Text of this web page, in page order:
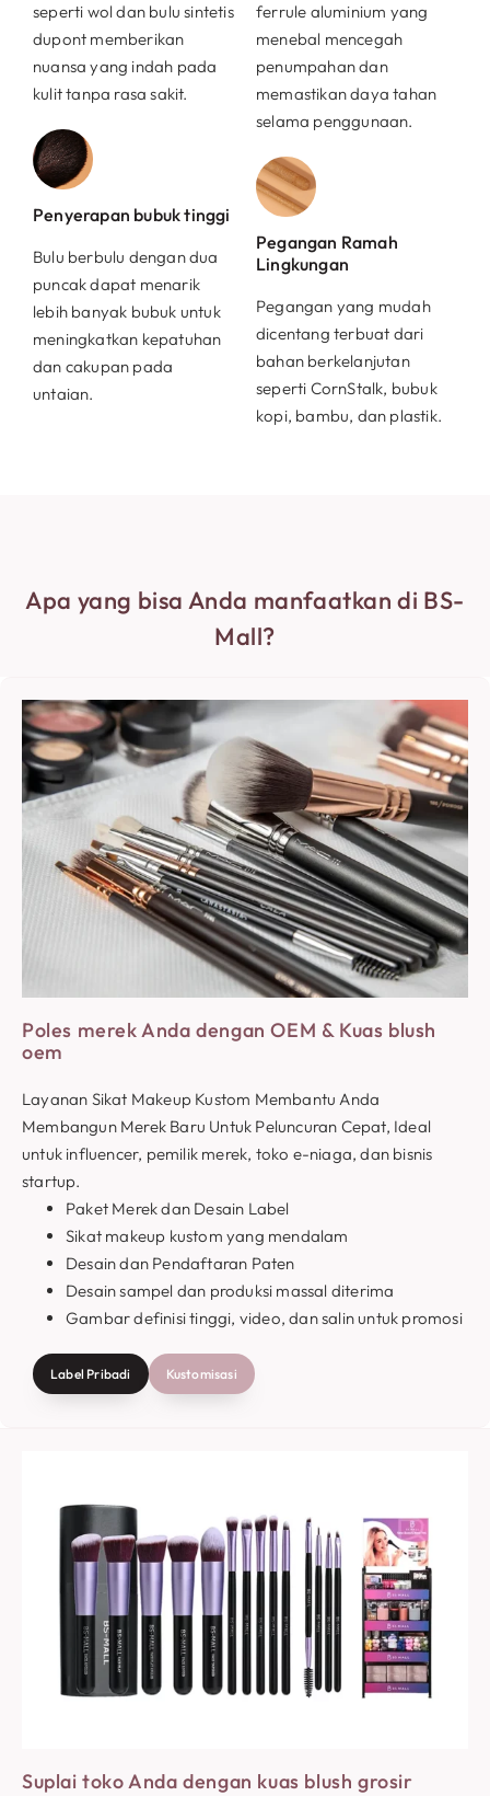
seperti wol dan bulu sintetis
dupont memberikan
nuansa yang indah pada
kulit tanpa rasa sakit.
Penyerapan bubuk tinggi
Bulu berbulu dengan dua
puncak dapat menarik
lebih banyak bubuk untuk
meningkatkan kepatuhan
dan cakupan pada
untaian.
ferrule aluminium yang
menebal mencegah
penumpahan dan
memastikan daya tahan
selama penggunaan.
Pegangan Ramah
Lingkungan
Pegangan yang mudah
dicentang terbuat dari
bahan berkelanjutan
seperti CornStalk, bubuk
kopi, bambu, dan plastik.
Apa yang bisa Anda manfaatkan di BS-
Mall?
Poles merek Anda dengan OEM & Kuas blush
oem
Layanan Sikat Makeup Kustom Membantu Anda
Membangun Merek Baru Untuk Peluncuran Cepat, Ideal
untuk influencer, pemilik merek, toko e-niaga, dan bisnis
startup.
Paket Merek dan Desain Label
Sikat makeup kustom yang mendalam
Desain dan Pendaftaran Paten
Desain sampel dan produksi massal diterima
Gambar definisi tinggi, video, dan salin untuk promosi
Label Pribadi Kustomisasi
Suplai toko Anda dengan kuas blush grosir